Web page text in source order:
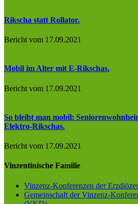
Rikscha statt Rollator.
Bericht vom 17.09.2021
Mobil im Alter mit E-Rikschas.
Bericht vom 17.09.2021
So bleibt man mobil:
Elektro-Rikschas.
Bericht vom 17.09.2021
Vinzentinische Familie
Vinzenz-Konferenzen der
Gemeinschaft der Vinzenz-